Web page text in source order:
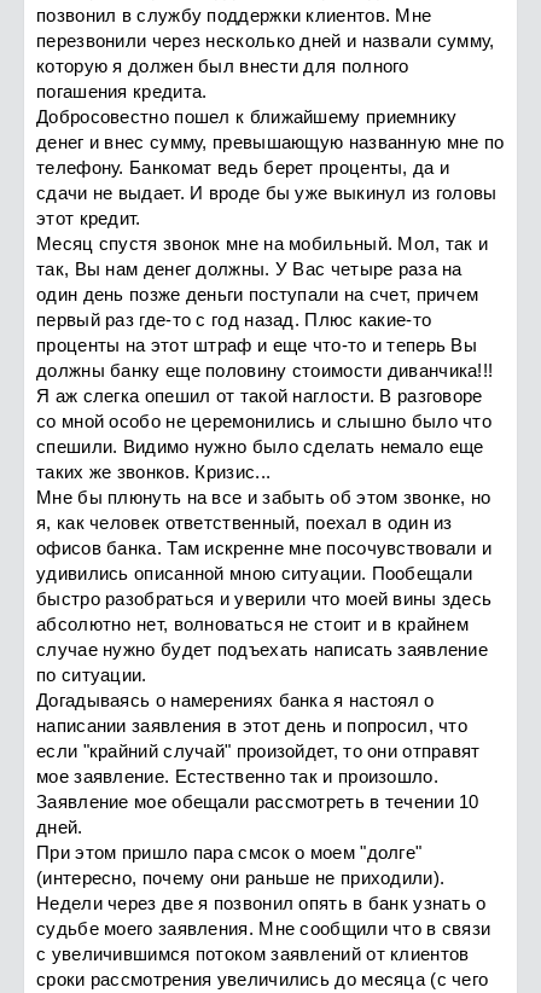
позвонил в службу поддержки клиентов. Мне
перезвонили через несколько дней и назвали сумму,
которую я должен был внести для полного
погашения кредита.
Добросовестно пошел к ближайшему приемнику
денег и внес сумму, превышающую названную мне по
телефону. Банкомат ведь берет проценты, да и
сдачи не выдает. И вроде бы уже выкинул из головы
этот кредит.
Месяц спустя звонок мне на мобильный. Мол, так и
так, Вы нам денег должны. У Вас четыре раза на
один день позже деньги поступали на счет, причем
первый раз где-то с год назад. Плюс какие-то
проценты на этот штраф и еще что-то и теперь Вы
должны банку еще половину стоимости диванчика!!!
Я аж слегка опешил от такой наглости. В разговоре
со мной особо не церемонились и слышно было что
спешили. Видимо нужно было сделать немало еще
таких же звонков. Кризис...
Мне бы плюнуть на все и забыть об этом звонке, но
я, как человек ответственный, поехал в один из
офисов банка. Там искренне мне посочувствовали и
удивились описанной мною ситуации. Пообещали
быстро разобраться и уверили что моей вины здесь
абсолютно нет, волноваться не стоит и в крайнем
случае нужно будет подъехать написать заявление
по ситуации.
Догадываясь о намерениях банка я настоял о
написании заявления в этот день и попросил, что
если "крайний случай" произойдет, то они отправят
мое заявление. Естественно так и произошло.
Заявление мое обещали рассмотреть в течении 10
дней.
При этом пришло пара смсок о моем "долге"
(интересно, почему они раньше не приходили).
Недели через две я позвонил опять в банк узнать о
судьбе моего заявления. Мне сообщили что в связи
с увеличившимся потоком заявлений от клиентов
сроки рассмотрения увеличились до месяца (с чего